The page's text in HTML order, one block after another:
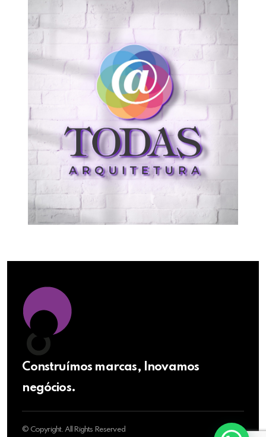
Construímos marcas, Inovamos
negócios.
© Copyright. All Rights Reserved